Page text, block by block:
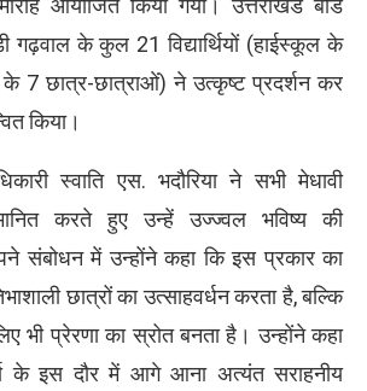
आयोजित किया गया। उत्तराखंड बोर्ड
गढ़वाल के कुल 21 विद्यार्थियों (हाईस्कूल के
के 7 छात्र-छात्राओं) ने उत्कृष्ट प्रदर्शन कर
किया।
स्वाति एस. भदौरिया ने सभी मेधावी
करते हुए उन्हें उज्ज्वल भविष्य की
संबोधन में उन्होंने कहा कि इस प्रकार का
छात्रों का उत्साहवर्धन करता है, बल्कि
भी प्रेरणा का स्रोत बनता है। उन्होंने कहा
के इस दौर में आगे आना अत्यंत सराहनीय